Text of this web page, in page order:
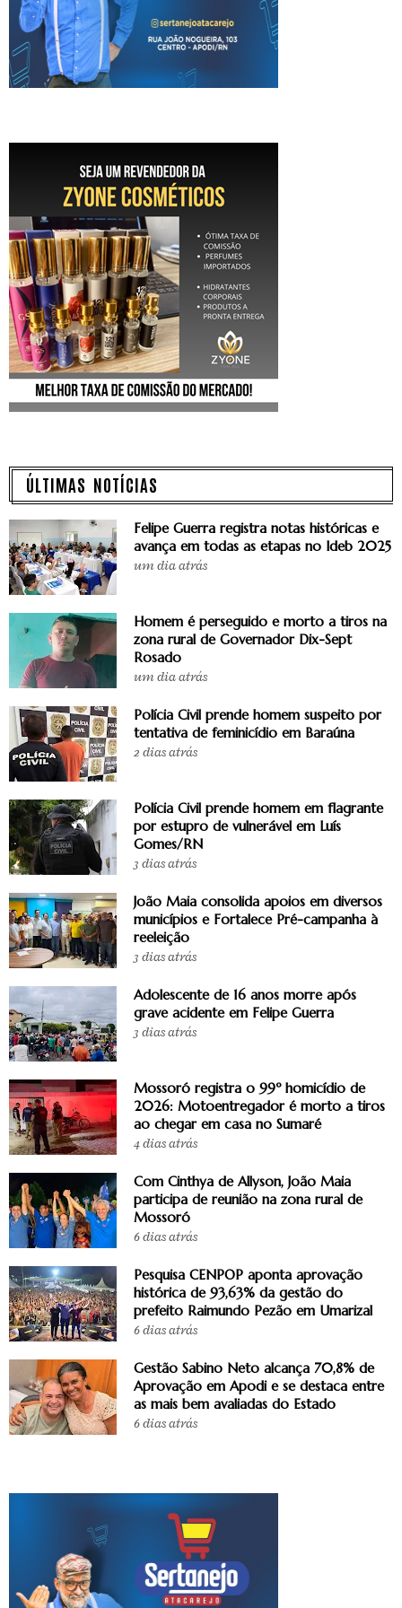
ÚLTIMAS NOTÍCIAS
Felipe Guerra registra notas históricas e
avança em todas as etapas no Ideb 2025
um dia atrás
Homem é perseguido e morto a tiros na
zona rural de Governador Dix-Sept
Rosado
um dia atrás
Polícia Civil prende homem suspeito por
tentativa de feminicídio em Baraúna
2 dias atrás
Polícia Civil prende homem em flagrante
por estupro de vulnerável em Luís
Gomes/RN
3 dias atrás
João Maia consolida apoios em diversos
municípios e Fortalece Pré-campanha à
reeleição
3 dias atrás
Adolescente de 16 anos morre após
grave acidente em Felipe Guerra
3 dias atrás
Mossoró registra o 99º homicídio de
2026: Motoentregador é morto a tiros
ao chegar em casa no Sumaré
4 dias atrás
Com Cinthya de Allyson, João Maia
participa de reunião na zona rural de
Mossoró
6 dias atrás
Pesquisa CENPOP aponta aprovação
histórica de 93,63% da gestão do
prefeito Raimundo Pezão em Umarizal
6 dias atrás
Gestão Sabino Neto alcança 70,8% de
Aprovação em Apodi e se destaca entre
as mais bem avaliadas do Estado
6 dias atrás